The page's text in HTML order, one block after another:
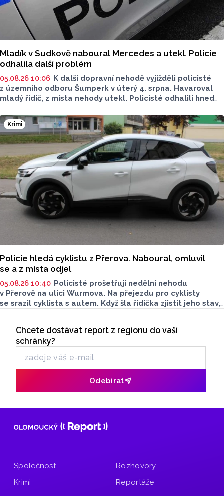
Mladík v Sudkově naboural Mercedes a utekl. Policie
odhalila další problém
05.08.26 10:06 K další dopravní nehodě vyjížděli policisté
z územního odboru Šumperk v úterý 4. srpna. Havaroval
mladý řidič, z místa nehody utekl. Policisté odhalili hned
řízení. Škoda přesáhla 100 tisíc.
Krimi
Policie hledá cyklistu z Přerova. Naboural, omluvil
se a z místa odjel
05.08.26 10:40 Policisté prošetřují nedělní nehodu
v Přerově na ulici Wurmova. Na přejezdu pro cyklisty
se srazil cyklista s autem. Když šla řidička zjistit jeho stav,
o pomoc.
Odběr newsletteru
Chcete dostávat report z regionu do vaší
schránky?
Odebírat
Společnost
Krimi
Rozhovory
Reportáže